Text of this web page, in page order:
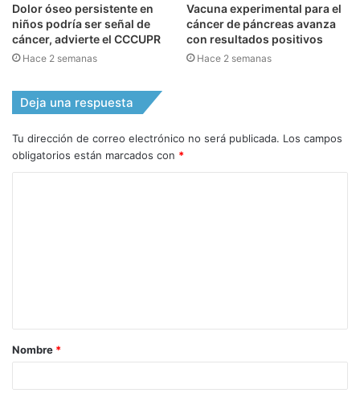
Dolor óseo persistente en
niños podría ser señal de
cáncer, advierte el CCCUPR
Hace 2 semanas
Vacuna experimental para el
cáncer de páncreas avanza
con resultados positivos
Hace 2 semanas
Deja una respuesta
Tu dirección de correo electrónico no será publicada. Los campos
obligatorios están marcados con *
a
r
Nombre *